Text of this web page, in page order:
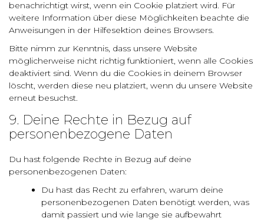
benachrichtigt wirst, wenn ein Cookie platziert wird. Für
weitere Information über diese Möglichkeiten beachte die
Anweisungen in der Hilfesektion deines Browsers.
Bitte nimm zur Kenntnis, dass unsere Website
möglicherweise nicht richtig funktioniert, wenn alle Cookies
deaktiviert sind. Wenn du die Cookies in deinem Browser
löscht, werden diese neu platziert, wenn du unsere Website
erneut besuchst.
9. Deine Rechte in Bezug auf
personenbezogene Daten
Du hast folgende Rechte in Bezug auf deine
personenbezogenen Daten:
Du hast das Recht zu erfahren, warum deine
personenbezogenen Daten benötigt werden, was
damit passiert und wie lange sie aufbewahrt